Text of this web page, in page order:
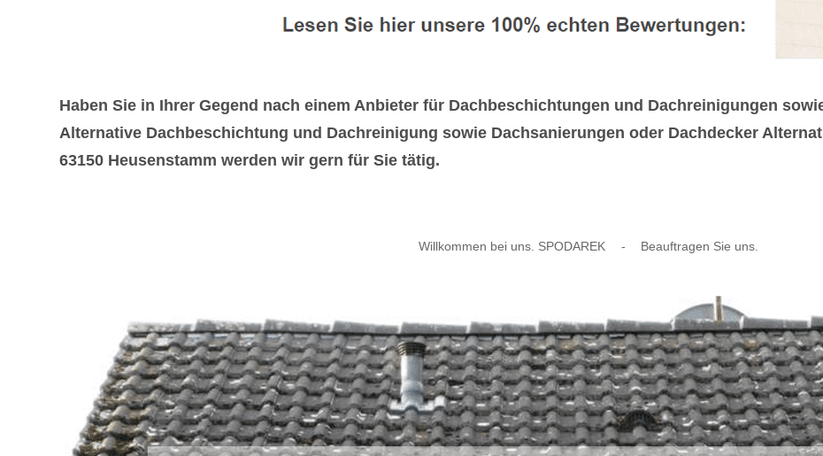
Haben Sie in Ihrer Gegend nach einem Anbieter für Dachbeschichtungen und Dachreinigungen
Alternative Dachbeschichtung und Dachreinigung sowie Dachsanierungen oder Dachdecker
63150 Heusenstamm werden wir gern für Sie tätig.
Willkommen bei uns. SPODAREK - Beauftragen Sie uns.